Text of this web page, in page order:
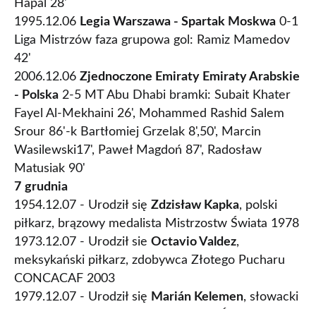
Hapal 28'
1995.12.06 Legia Warszawa - Spartak Moskwa 0-1
Liga Mistrzów faza grupowa gol: Ramiz Mamedov
42'
2006.12.06 Zjednoczone Emiraty Emiraty Arabskie
- Polska 2-5 MT Abu Dhabi bramki: Subait Khater
Fayel Al-Mekhaini 26', Mohammed Rashid Salem
Srour 86'-k Bartłomiej Grzelak 8',50', Marcin
Wasilewski17', Paweł Magdoń 87', Radosław
Matusiak 90'
7 grudnia
1954.12.07 - Urodził się Zdzisław Kapka, polski
piłkarz, brązowy medalista Mistrzostw Świata 1978
1973.12.07 - Urodził sie Octavio Valdez,
meksykański piłkarz, zdobywca Złotego Pucharu
CONCACAF 2003
1979.12.07 - Urodził się Marián Kelemen, słowacki